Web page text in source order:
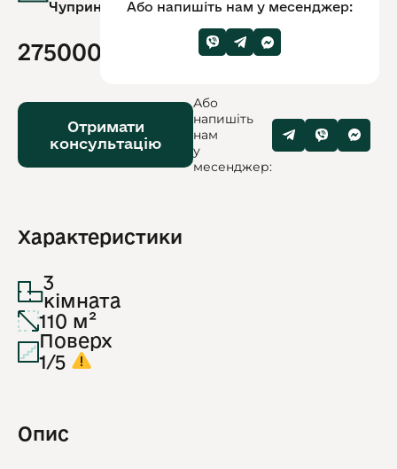
Чупринки
275000$
Отримати
консультацію
Або
напишіть
нам
у
месенджер:
Характеристики
3
кімната
110 м²
Поверх
1/5
Опис
Або напишіть нам у месенджер: